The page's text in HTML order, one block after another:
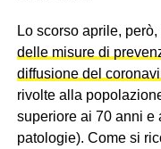
Lo scorso aprile,
delle misure di
diffusione del
rivolte alla
superiore ai 70 anni e
patologie). Come si